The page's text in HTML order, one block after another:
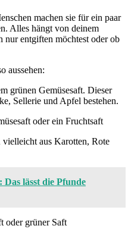
machen sie für ein paar
Alles hängt von deinem
nur entgiften möchtest oder ob
aussehen:
grünen Gemüsesaft. Dieser
Sellerie und Apfel bestehen.
oder ein Fruchtsaft
aus Karotten, Rote
lässt die Pfunde
oder grüner Saft